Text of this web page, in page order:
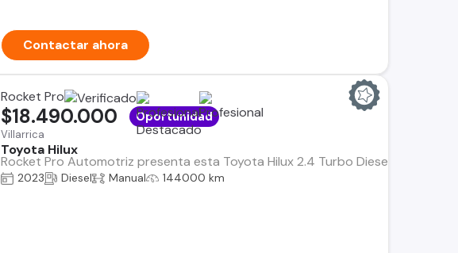
Contactar ahora
Rocket Pro
Villarrica
Toyota Hilux
Rocket Pro Automotriz presenta esta Toyota Hilux 2.4 Turbo Diesel 4x4
$18.490.000 Oportunidad
2023 Diesel Manual 144000 km